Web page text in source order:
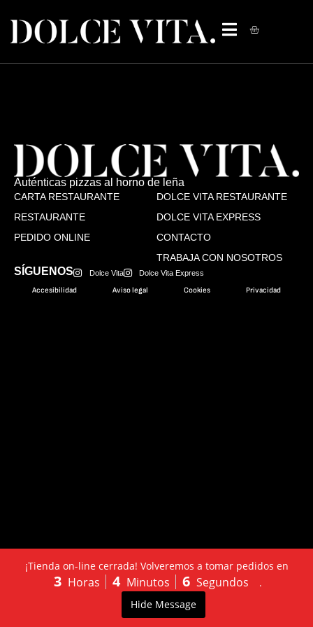
Auténticas pizzas al horno de leña
CARTA RESTAURANTE
RESTAURANTE
PEDIDO ONLINE
DOLCE VITA RESTAURANTE
DOLCE VITA EXPRESS
CONTACTO
TRABAJA CON NOSOTROS
SÍGUENOS Dolce Vita Dolce Vita Express
Accesibilidad Aviso legal Cookies Privacidad
PEDIDO
ONLINE
¡Tienda on-line cerrada! Volveremos a tomar pedidos en
3 Horas 4 Minutos 6 Segundos
.
Hide Message